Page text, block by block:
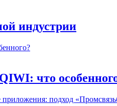
индустрии
что